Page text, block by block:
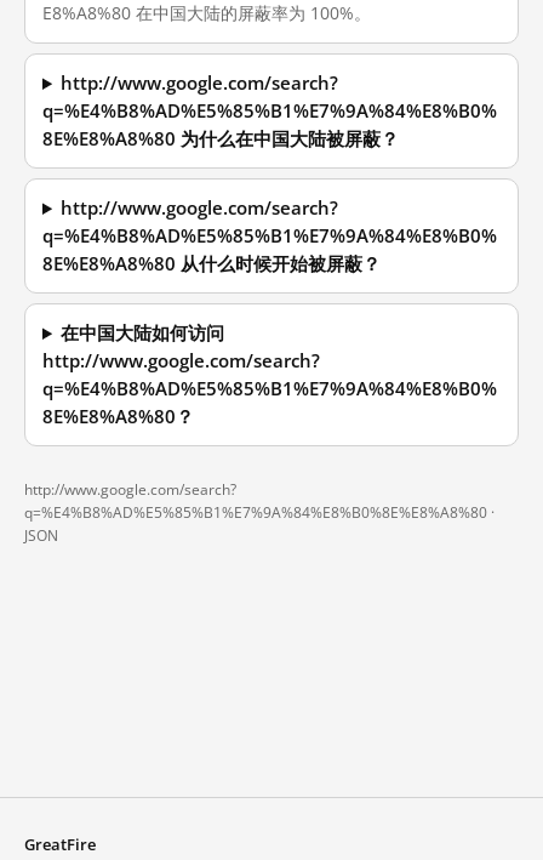
E8%A8%80 在中国大陆的屏蔽率为 100%。
http://www.google.com/search?
q=%E4%B8%AD%E5%85%B1%E7%9A%84%E8%B0%
8E%E8%A8%80 为什么在中国大陆被屏蔽？
http://www.google.com/search?
q=%E4%B8%AD%E5%85%B1%E7%9A%84%E8%B0%
8E%E8%A8%80 从什么时候开始被屏蔽？
在中国大陆如何访问
http://www.google.com/search?
q=%E4%B8%AD%E5%85%B1%E7%9A%84%E8%B0%
8E%E8%A8%80？
http://www.google.com/search?
q=%E4%B8%AD%E5%85%B1%E7%9A%84%E8%B0%8E%E8%A8%80 ·
JSON
GreatFire